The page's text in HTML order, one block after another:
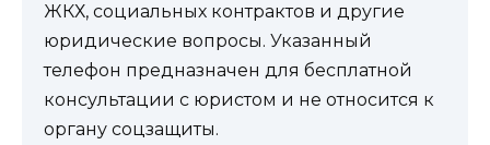
ЖКХ, социальных контрактов и другие
юридические вопросы. Указанный
телефон предназначен для бесплатной
консультации с юристом и не относится к
органу соцзащиты.